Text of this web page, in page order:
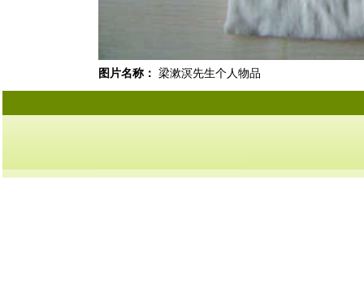
图片名称： 梁漱溟先生个人物品